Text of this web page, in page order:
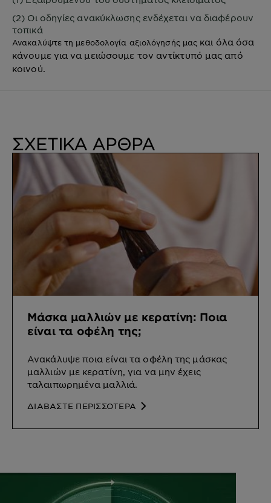
(2) Οι οδηγίες ανακύκλωσης ενδέχεται να διαφέρουν
τοπικά
Ανακαλύψτε τη μεθοδολογία αξιολόγησής μας και όλα όσα
κάνουμε για να μειώσουμε τον αντίκτυπό μας από
κοινού.
ΣΧΕΤΙΚΑ ΑΡΘΡΑ
Μάσκα μαλλιών με κερατίνη: Ποια
είναι τα οφέλη της;
Ανακάλυψε ποια είναι τα οφέλη της μάσκας
μαλλιών με κερατίνη, για να μην έχεις
ταλαιπωρημένα μαλλιά.
ΔΙΑΒΑΣΤΕ ΠΕΡΙΣΣΟΤΕΡΑ